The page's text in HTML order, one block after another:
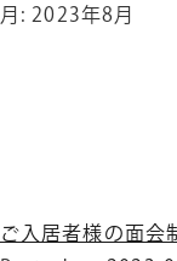
月:2023年8月
ご入居者様の面会